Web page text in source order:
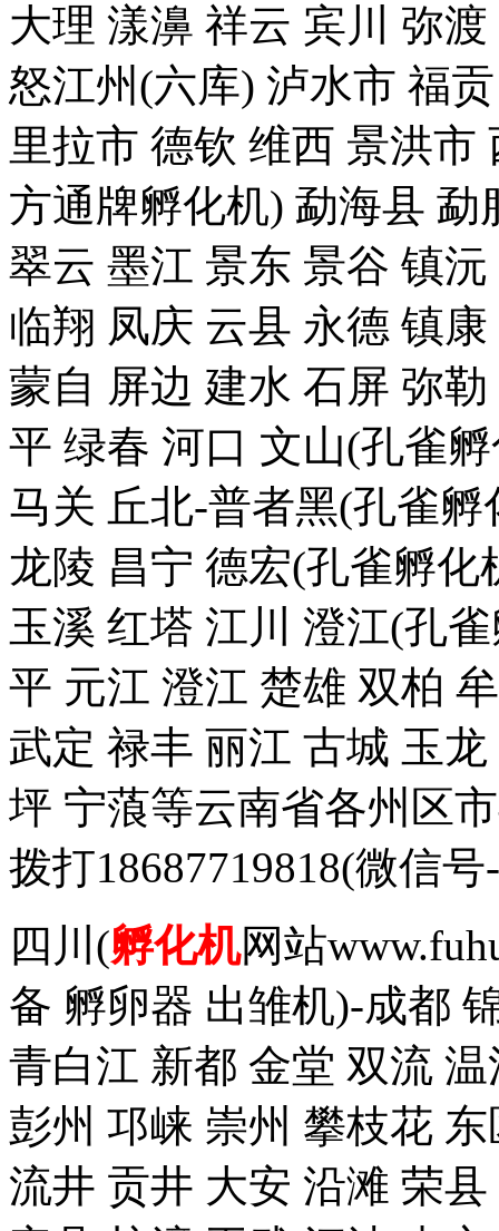
大理 漾濞 祥云 宾川 弥
怒江州(六库) 泸水市 福
里拉市 德钦 维西 景洪
方通牌孵化机) 勐海县
翠云 墨江 景东 景谷 镇
临翔 凤庆 云县 永德 镇
蒙自 屏边 建水 石屏 弥
平 绿春 河口 文山(孔雀
马关 丘北-普者黑(孔雀
龙陵 昌宁 德宏(孔雀孵
玉溪 红塔 江川 澄江(孔
平 元江 澄江 楚雄 双柏
武定 禄丰 丽江 古城 玉
坪 宁蒗等云南省各州区
拨打18687719818(微信
四川(孵化机网站
备 孵卵器 出雏机)-成都
青白江 新都 金堂 双流
彭州 邛崃 崇州 攀枝花
流井 贡井 大安 沿滩 荣